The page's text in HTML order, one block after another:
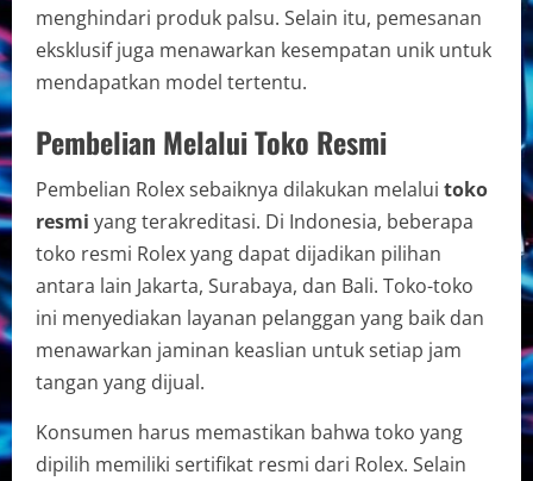
menghindari produk palsu. Selain itu, pemesanan
eksklusif juga menawarkan kesempatan unik untuk
mendapatkan model tertentu.
Pembelian Melalui Toko Resmi
Pembelian Rolex sebaiknya dilakukan melalui toko
resmi yang terakreditasi. Di Indonesia, beberapa
toko resmi Rolex yang dapat dijadikan pilihan
antara lain Jakarta, Surabaya, dan Bali. Toko-toko
ini menyediakan layanan pelanggan yang baik dan
menawarkan jaminan keaslian untuk setiap jam
tangan yang dijual.
Konsumen harus memastikan bahwa toko yang
dipilih memiliki sertifikat resmi dari Rolex. Selain